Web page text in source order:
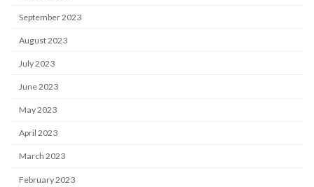
September 2023
August 2023
July 2023
June 2023
May 2023
April 2023
March 2023
February 2023